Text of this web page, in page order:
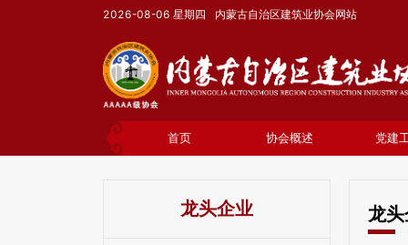
2026-08-06 星期四 内蒙古自治区建筑业协会网站
首页 协会概述 党建
龙头企业 龙